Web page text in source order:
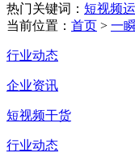
热门关键词： 短视频
当前位置： 首页 > 一
行业动态
企业资讯
短视频干货
行业动态